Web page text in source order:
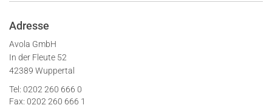
Adresse
Avola GmbH
In der Fleute 52
42389 Wuppertal
Tel: 0202 260 666 0
Fax: 0202 260 666 1